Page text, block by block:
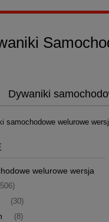
Dywaniki
samochodowe welurowe
welurowe wersja
(30)
(8)